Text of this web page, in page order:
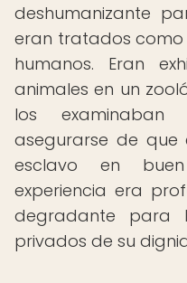
deshumanizante
eran tratados como
humanos. Eran
animales en un
los examinaban
asegurarse de que
esclavo en
experiencia era
degradante para
privados de su